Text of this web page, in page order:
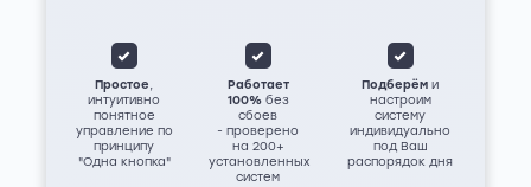
Простое,
интуитивно
понятное
управление по
принципу
"Одна кнопка"
Работает
100%без
сбоев
- проверено
на 200+
установленных
систем
Подберём и
настроим
систему
индивидуально
под Ваш
распорядок дня